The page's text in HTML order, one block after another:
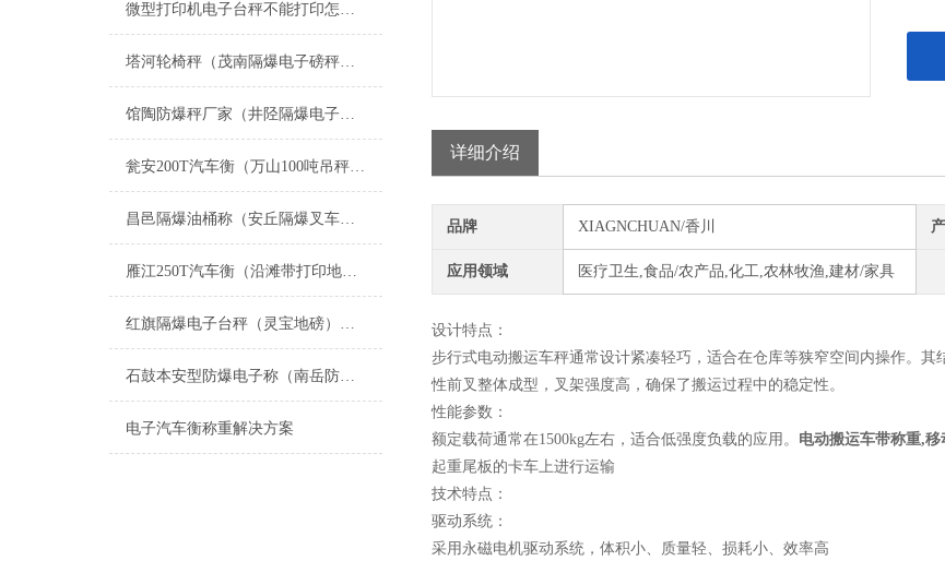
微型打印机电子台秤不能打印怎么办
塔河轮椅秤（茂南隔爆电子磅秤）加格达奇隔爆台称）惠州隔爆电子桌称维修
馆陶防爆秤厂家（井陉隔爆电子桌称）赞皇防水秤）邯郸防爆电子磅称维修
瓮安200T汽车衡（万山100吨吊秤）遵义汽车磅（贞丰200T地磅维修
昌邑隔爆油桶称（安丘隔爆叉车称）寿光隔爆吊称维修
雁江250T汽车衡（沿滩带打印地磅）资中140T汽车磅维修
红旗隔爆电子台秤（灵宝地磅）南乐防爆桌秤）龙安防爆称维修
石鼓本安型防爆电子称（南岳防爆叉车秤（衡南防爆钢瓶秤）兴国防爆吊秤维修
电子汽车衡称重解决方案
详细介绍
品牌 XIAGNCHUAN/香川
应用领域 医疗卫生,食品/农产品,化工,农林牧渔,建材/家具
设计特点 ：
步行式电动搬运车秤通常设计紧凑轻巧，适合在仓库等狭窄空间内操作。
性前叉整体成型，叉架强度高，确保了搬运过程中的稳定性。
性能参数 ：
额定载荷通常在1500kg左右，适合低强度负载的应用。 电动搬运车带称重,
起重尾板的卡车上进行运输
技术特点 ：
驱动系统 ：
采用永磁电机驱动系统，体积小、质量轻、损耗小、效率高